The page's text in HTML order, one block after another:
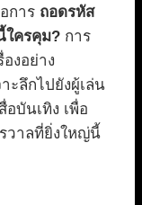
การ ถอดรหัส
ใครคุม? การ
งอย่าง
ะลึกไปยังผู้เล่น
บันเทิง เพื่อ
วาลที่ยิ่งใหญ่นี้